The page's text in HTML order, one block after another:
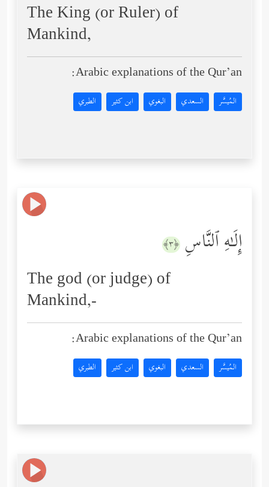
The King (or Ruler) of
Mankind,
Arabic explanations of the Qur’an:
المُيسَّر السعدي البغوي ابن كثير الطبري
إِلَـٰهِ ٱلنَّاسِ ﴿٣﴾
The god (or judge) of
Mankind,-
Arabic explanations of the Qur’an:
المُيسَّر السعدي البغوي ابن كثير الطبري